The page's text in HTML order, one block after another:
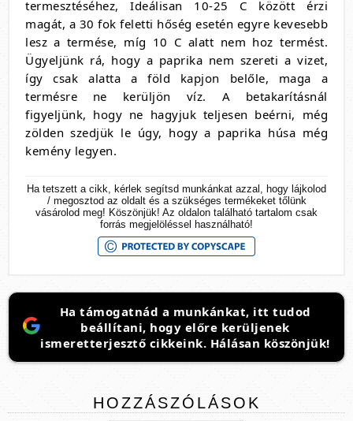
termesztéséhez, Ideálisan 10-25 C között érzi
magát, a 30 fok feletti hőség esetén egyre kevesebb
lesz a termése, míg 10 C alatt nem hoz termést.
Ügyeljünk rá, hogy a paprika nem szereti a vizet,
így csak alatta a föld kapjon belőle, maga a
termésre ne kerüljön víz. A betakarításnál
figyeljünk, hogy ne hagyjuk teljesen beérni, még
zölden szedjük le úgy, hogy a paprika húsa még
kemény legyen.
Ha tetszett a cikk, kérlek segítsd munkánkat azzal, hogy lájkolod
/ megosztod az oldalt és a szükséges termékeket tőlünk
vásárolod meg! Köszönjük! Az oldalon található tartalom csak
forrás megjelöléssel használható!
Ha támogatnád a munkánkat, itt tudod
beállítani, hogy előre kerüljenek
ismeretterjesztő cikkeink. Hálásan köszönjük!
HOZZÁSZÓLÁSOK